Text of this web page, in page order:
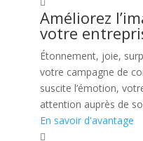
Améliorez
votre
Étonnement, joie,
votre campagne de
suscite l’émotion,
attention auprès de
En savoir d'avantage